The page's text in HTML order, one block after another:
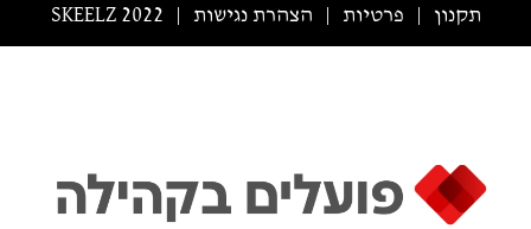
תקנון פרטיות הצהרת נגישות SKEELZ 2022